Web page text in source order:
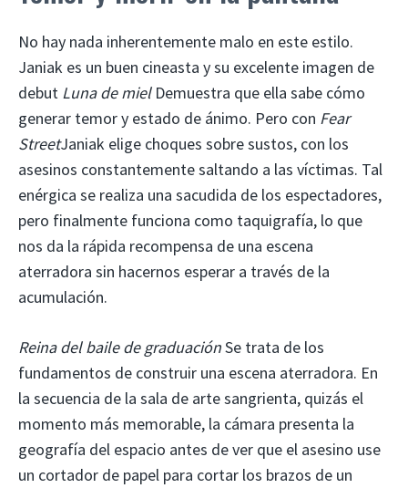
No hay nada inherentemente malo en este estilo.
Janiak es un buen cineasta y su excelente imagen de
debut Luna de mielDemuestra que ella sabe cómo
generar temor y estado de ánimo. Pero con Fear
StreetJaniak elige choques sobre sustos, con los
asesinos constantemente saltando a las víctimas. Tal
enérgica se realiza una sacudida de los espectadores,
pero finalmente funciona como taquigrafía, lo que
nos da la rápida recompensa de una escena
aterradora sin hacernos esperar a través de la
acumulación.
Reina del baile de graduaciónSe trata de los
fundamentos de construir una escena aterradora. En
la secuencia de la sala de arte sangrienta, quizás el
momento más memorable, la cámara presenta la
geografía del espacio antes de ver que el asesino use
un cortador de papel para cortar los brazos de un